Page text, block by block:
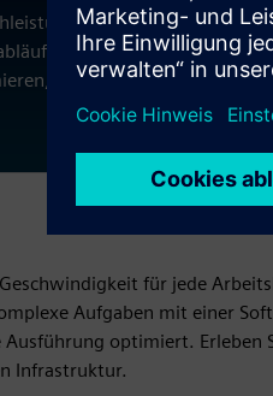
umwandelt,
Durchbrüche
für jede
Aufgaben mit einer
Ausführung optimiert. Erleben
Infrastruktur.